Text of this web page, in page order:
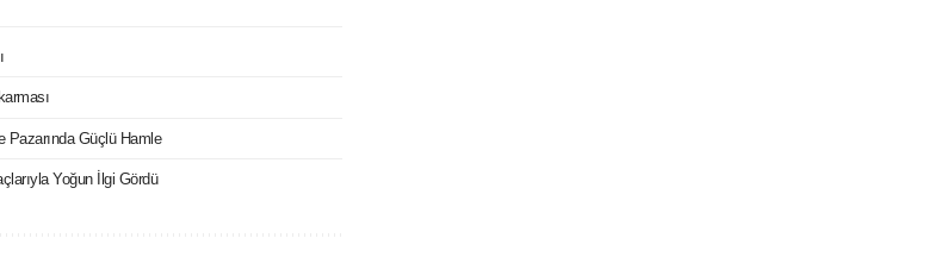
Pazarında Güçlü Hamle
Yoğun İlgi Gördü